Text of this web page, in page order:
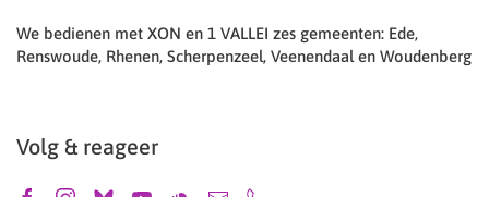
We bedienen met XON en 1 VALLEI zes gemeenten: Ede,
Renswoude, Rhenen, Scherpenzeel, Veenendaal en Woudenberg
Volg & reageer